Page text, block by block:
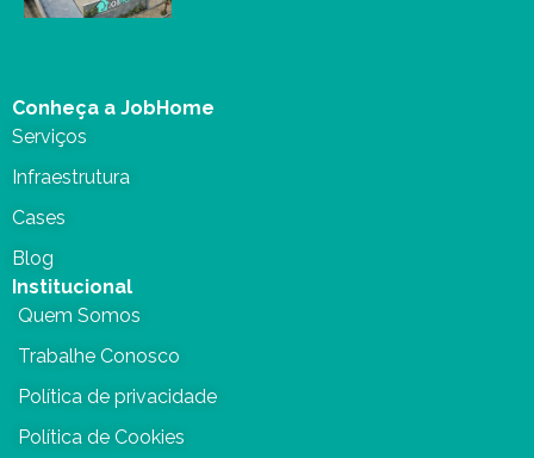
Conheça a JobHome
Serviços
Infraestrutura
Cases
Blog
Institucional
Quem Somos
Trabalhe Conosco
Política de privacidade
Política de Cookies